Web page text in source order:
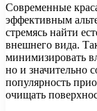
Современные
эффективным
стремясь найти
внешнего вида.
минимизировать
но и значительно
популярность
очищать